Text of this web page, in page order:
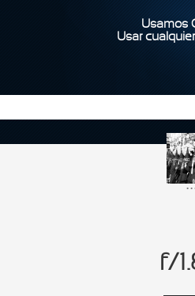
Usamos
Usar
f/